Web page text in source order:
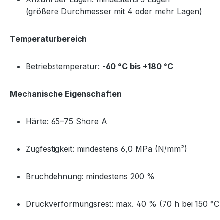
(größere Durchmesser mit 4 oder mehr Lagen)
Temperaturbereich
Betriebstemperatur: -60 °C bis +180 °C
Mechanische Eigenschaften
Härte: 65–75 Shore A
Zugfestigkeit: mindestens 6,0 MPa (N/mm²)
Bruchdehnung: mindestens 200 %
Druckverformungsrest: max. 40 % (70 h bei 150